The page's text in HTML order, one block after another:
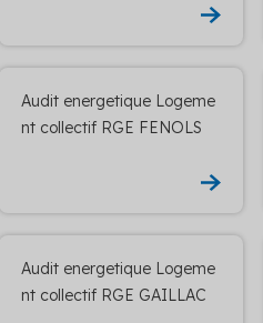
Audit energetique Logeme
nt collectif RGE FENOLS
Audit energetique Logeme
nt collectif RGE GAILLAC